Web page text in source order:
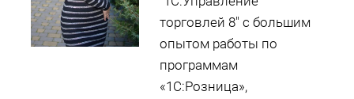
торговлей 8" с большим
опытом работы по
программам
«1С:Розница»,